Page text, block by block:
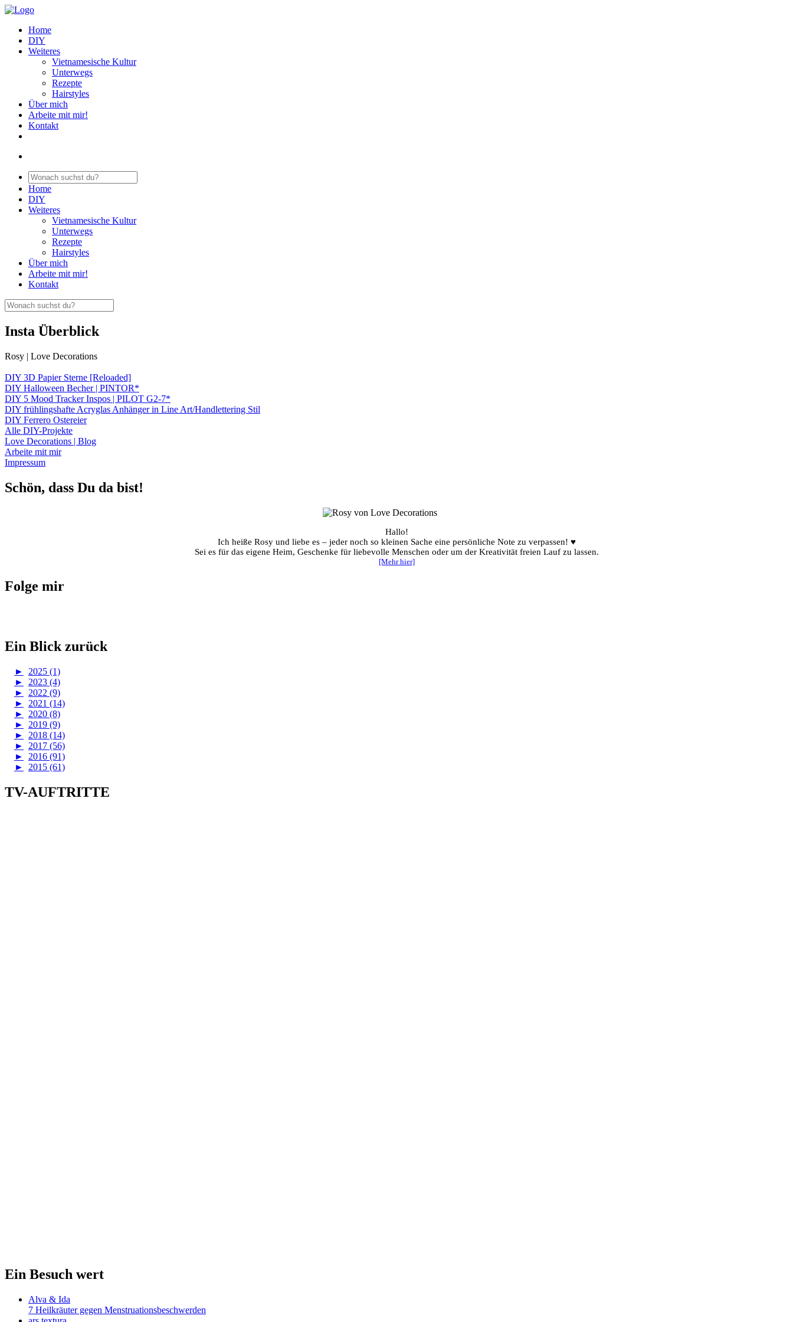
Home
DIY
Weiteres
Vietnamesische Kultur
Unterwegs
Rezepte
Hairstyles
Über mich
Arbeite mit mir!
Kontakt
Home
DIY
Weiteres
Vietnamesische Kultur
Unterwegs
Rezepte
Hairstyles
Über mich
Arbeite mit mir!
Kontakt
Insta Überblick
Rosy | Love Decorations
DIY 3D Papier Sterne [Reloaded]
DIY Halloween Becher | PINTOR*
DIY 5 Mood Tracker Inspos | PILOT G2-7*
DIY frühlingshafte Acryglas Anhänger in Line Art/Handlettering Stil
DIY Ferrero Ostereier
Alle DIY-Projekte
Love Decorations | Blog
Arbeite mit mir
Impressum
Schön, dass Du da bist!
Hallo!
Ich heiße Rosy und liebe es – jeder noch so kleinen Sache eine persönliche Note zu verpassen! ♥
Sei es für das eigene Heim, Geschenke für liebevolle Menschen oder um der Kreativität freien Lauf zu lassen.
[Mehr hier]
Folge mir
Ein Blick zurück
►
2025 (1)
►
2023 (4)
►
2022 (9)
►
2021 (14)
►
2020 (8)
►
2019 (9)
►
2018 (14)
►
2017 (56)
►
2016 (91)
►
2015 (61)
TV-AUFTRITTE
Ein Besuch wert
Alva & Ida
7 Heilkräuter gegen Menstruationsbeschwerden